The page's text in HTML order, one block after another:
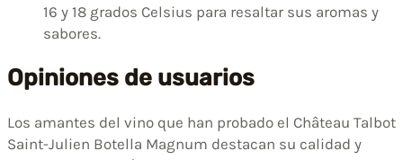
16 y 18 grados Celsius para resaltar sus aromas y
sabores.
Opiniones de usuarios
Los amantes del vino que han probado el Château Talbot
Saint-Julien Botella Magnum destacan su calidad y